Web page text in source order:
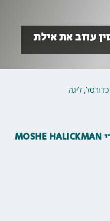
עוזב את אילת
כדורסל, ליגה
MOSHE HALICKMAN